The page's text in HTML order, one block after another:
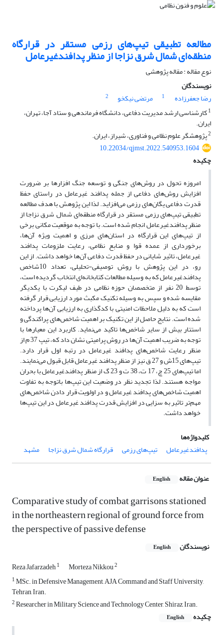
مطالعه تطبیقی تیپ‌های رزمی مستقر در قرارگاه
منطقه‌ای شمال شرق نزاجا از منظر پدافندغیرعامل
نوع مقاله : مقاله پژوهشی
نویسندگان
رضا جعفرزاده
1 مرتضی نیکخو
2
1کارشناسی ارشد مدیریت دفاعی، دانشگاه فرماندهی و ستاد آجا، تهران،
ایران.
2پژوهشگر علوم نظامی و فناوری، شیراز، ایران.
10.22034/qjmst.2022.540953.1604
چکیده
امروزه تحول در روش‌های جنگی و توسعه جنگ افزارها بر ضرورت
افزایش روش‌های دفاعی از جمله پدافند غیرعامل در راستای حفظ
قدرت دفاعی یگان‌های رزمی می‌افزاید. لذا این پژوهش با هدف مطالعه
تطبیقی تیپ‌های رزمی مستقر در قرارگاه منطقه‌ای شمال شرق نزاجا از
منظر پدافندغیرعامل انجام شده است. با توجه به موقعیت مکانی برخی
از تیپ‌های این قرارگاه در استان‌های مرزی و اهمیت ویژه آن‌ها،
برخورداری از عمده قوا و منابع نظامی، رعایت ملزومات پدافند
غیرعامل، تاثیر شایانی در حفظ قدرت دفاعی آن‌ها خواهد داشت. از این
رو، در این پژوهش با روش توصیفی-تحلیلی، تعداد 10شاخص
پدافندغیرعامل که به وسیله مطالعات کتابخانه‌ای انتخاب گردیده است،
توسط 20 نفر از متخصصان حوزه نظامی در طیف لیکرت با یکدیگر
مقایسه شده و سپس به وسیله تکنیک مکبث مورد ارزیابی قرار گرفته
است که به دلیل ملاحظات امنیتی با کدگذاری به ارزیابی آن‌ها پرداخته
شده است. نتایج حاصل از این تکنیک بر اهمیت شاخص‌های پراکندگی و
استتار بیش از سایر شاخص‌ها تاکید می‌نماید. کاربرد این معیارها با
توجه به ضریب اهمیت آن‌ها در روش پرامیتی نشان داد که، تیپ 37 م از
منظر رعایت شاخص‌های پدافند غیرعامل در رتبه اول قرار دارد.
تیپ‌های 15ش و 27 ق نیز از منظر پدافند غیرعامل قابل قبول می‌نمایند.
اما تیپ‌های 25 چ، 17 ت، 38 ت و 23 گ از منظر پدافندغیرعامل با بحران
مواجه هستند. لذا تجدید نظر در وضعیت این تیپ‌ها باتوجه به تفاوت
اهمیت شاخص‌های پدافند غیرعامل و در اولویت قرار دادن شاخص‌های
مهم‌تر تاثیر به سزایی در افزایش قدرت پدافند غیرعامل در این تیپ‌ها
خواهد داشت.
کلیدواژه‌ها
پدافندغیرعامل
تیپ‌های رزمی قرارگاه شمال شرق نزاجا مشهد
عنوان مقاله English
Comparative study of combat garrisons stationed
in the northeastern regional of ground force from
the perspective of passive defense
نویسندگان English
Reza Jafarzadeh1 Morteza Nikkou2
1MSc. in Defensive Management, AJA Command and Staff University,
Tehran, Iran.
2Researcher in Military Science and Technology Center, Shiraz, Iran.
چکیده
English